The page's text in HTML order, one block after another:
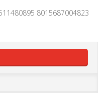
8015687004823